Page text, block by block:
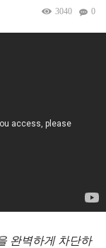
0
3040
완벽하게 차단하